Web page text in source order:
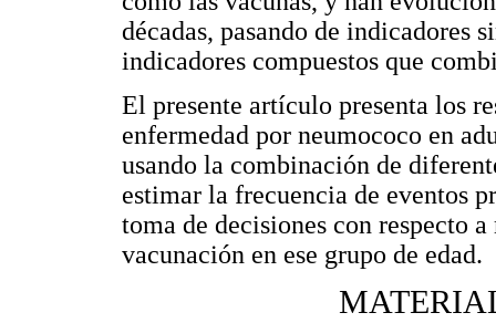
décadas, pasando de indicadores
indicadores compuestos que
El presente artículo presenta los
enfermedad por neumococo en
usando la combinación de
estimar la frecuencia de eventos
toma de decisiones con respecto
vacunación en ese grupo de edad.